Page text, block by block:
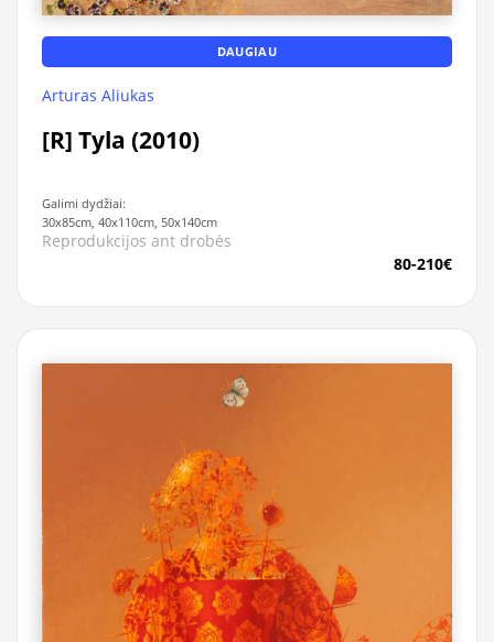
DAUGIAU
Arturas Aliukas
[R] Tyla (2010)
Galimi dydžiai:
30x85cm, 40x110cm, 50x140cm
Reprodukcijos ant drobės
80-210€